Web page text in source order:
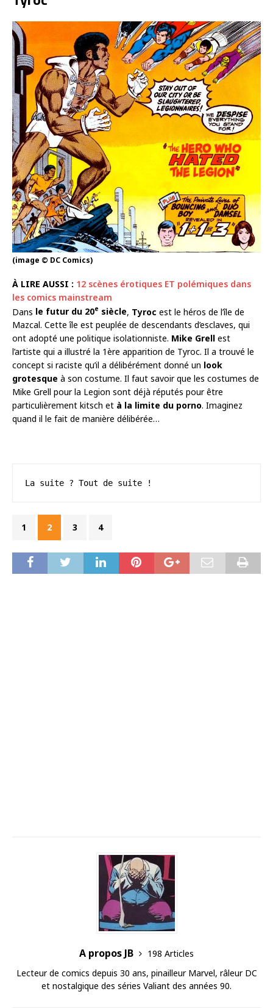
(image © DC Comics)
À LIRE AUSSI : 12 scènes érotiques ET polémiques dans
les comics mainstream
Dans le futur du 20e siècle, Tyroc est le héros de l’île de
Mazcal. Cette île est peuplée de descendants d’esclaves, qui
ont adopté une politique isolationniste. Mike Grell est
l’artiste qui a illustré la 1ère apparition de Tyroc. Il a trouvé le
concept si raciste qu’il a délibérément donné un look
grotesque à son costume. Il faut savoir que les costumes de
Mike Grell pour la Legion sont déjà réputés pour être
particulièrement kitsch et à la limite du porno. Imaginez
quand il le fait de manière délibérée…
La suite ? Tout de suite !
1 2 3 4
A propos JB
198 Articles
Lecteur de comics depuis 30 ans, pinailleur Marvel, râleur DC
et nostalgique des séries Valiant des années 90.